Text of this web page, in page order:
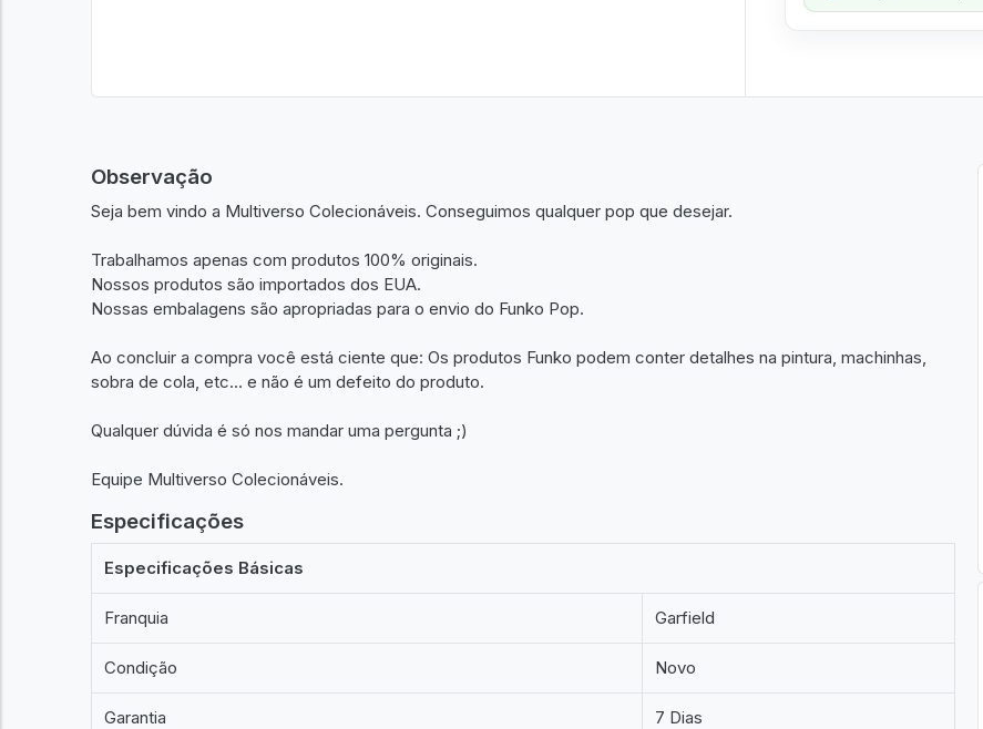
Observação
Seja bem vindo a Multiverso Colecionáveis. Conseguimos qualquer pop que desejar.
Trabalhamos apenas com produtos 100% originais.
Nossos produtos são importados dos EUA.
Nossas embalagens são apropriadas para o envio do Funko Pop.
Ao concluir a compra você está ciente que: Os produtos Funko podem conter detalhes na pintura, machinhas,
sobra de cola, etc... e não é um defeito do produto.
Qualquer dúvida é só nos mandar uma pergunta ;)
Equipe Multiverso Colecionáveis.
Especificações
Especificações Básicas
Franquia Garfield
Condição Novo
Garantia 7 Dias